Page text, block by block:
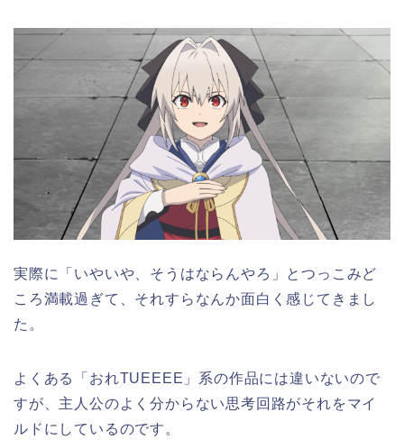
実際に「いやいや、そうはならんやろ」とつっこみど
ころ満載過ぎて、それすらなんか面白く感じてきまし
た。
よくある「おれTUEEEE」系の作品には違いないので
すが、主人公のよく分からない思考回路がそれをマイ
ルドにしているのです。